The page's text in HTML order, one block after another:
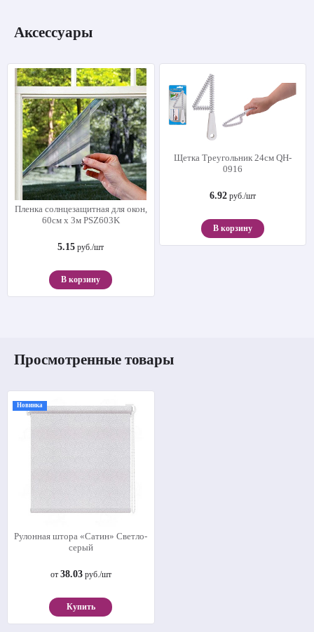
Аксессуары
Пленка солнцезащитная для окон,
60см х 3м PSZ603K
5.15 руб./шт
В корзину
Щетка Треугольник 24см QH-
0916
6.92руб./шт
В корзину
Просмотренные товары
Новинка
Рулонная штора «Сатин» Светло-
серый
от 38.03руб./шт
Купить